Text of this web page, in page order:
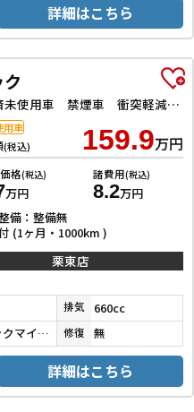
詳細はこちら
ジャンボエクストラ 4WD 届出済未使用車 禁煙車 衝突軽減B LEDヘッドライト フォグライト スマートキー プッシュスタート アイドリングストップ 障害物センサー
(税込) 159.9万円
格(税込)
万円
諸費用(税込)
8.2万円
備：整備無
(1ヶ月・1000km )
用車
栗東店
排気 660cc
ブラックマイカメタリック 修復 無
詳細はこちら